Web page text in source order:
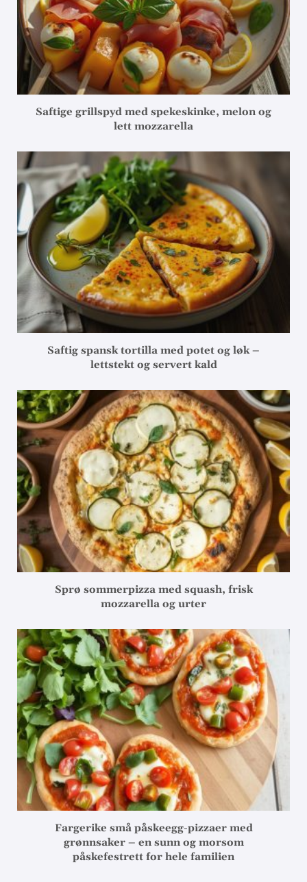
Saftige grillspyd med spekeskinke, melon og
lett mozzarella
Saftig spansk tortilla med potet og løk –
lettstekt og servert kald
Sprø sommerpizza med squash, frisk
mozzarella og urter
Fargerike små påskeegg-pizzaer med
grønnsaker – en sunn og morsom
påskefestrett for hele familien